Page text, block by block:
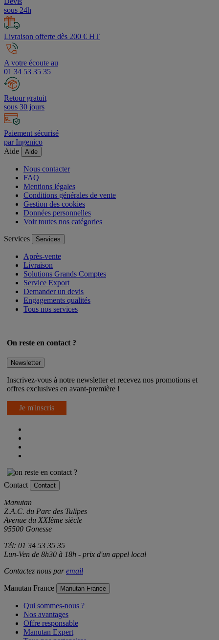
Devis
sous 24h
Livraison offerte dès 200 € HT
A votre écoute au
01 34 53 35 35
Retour gratuit
sous 30 jours
Paiement sécurisé
par Ingenico
Nous contacter
FAQ
Mentions légales
Conditions générales de vente
Gestion des cookies
Données personnelles
Après-vente
Livraison
Solutions Grands Comptes
Service Export
Demander un devis
Engagements qualités
Inscrivez-vous à notre newsletter et recevez nos promotions et
Je m'inscris
Manutan
Z.A.C. du Parc des Tulipes
Avenue du XXIème siècle
Tél: 01 34 53 35 35
Qui sommes-nous ?
Nos avantages
Offre responsable